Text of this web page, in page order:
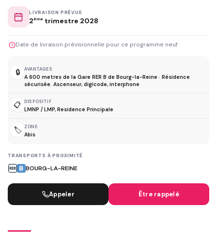
LIVRAISON PRÉVUE
2ème trimestre 2028
Date de livraison prévisionnelle pour ce programme neuf
🔒 AVANTAGES
A 600 metres de la Gare RER B de Bourg-la-Reine · Résidence
sécurisée. Ascenseur, digicode, interphone
📋 DISPOSITIF
LMNP / LMP, Residence Principale
🏷️ ZONE
Abis
TRANSPORTS À PROXIMITÉ
BOURG-LA-REINE
Appeler Être rappelé